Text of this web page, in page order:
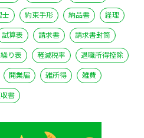
士 約束手形 納品書
経理
試算表 請求書
請求書封筒
り表 軽減税率
退職所得控除
開業届 雑所得
雑費
書